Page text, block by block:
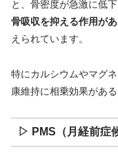
と、骨密度が急激に低
骨吸収を抑える作用が
えられています。
特にカルシウムやマグ
康維持に相乗効果があ
▷ PMS（月経前症